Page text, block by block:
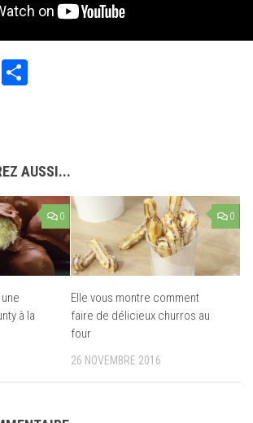
Email
AUSSI...
0
à la
0
Elle vous montre comment
faire de délicieux churros au
four
26 NOVEMBRE 2016